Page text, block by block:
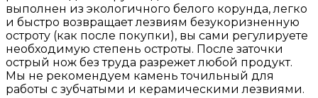
выполнен из экологичного белого корунда, легко
и быстро возвращает лезвиям безукоризненную
остроту (как после покупки), вы сами регулируете
необходимую степень остроты. После заточки
острый нож без труда разрежет любой продукт.
Мы не рекомендуем камень точильный для
работы с зубчатыми и керамическими лезвиями.